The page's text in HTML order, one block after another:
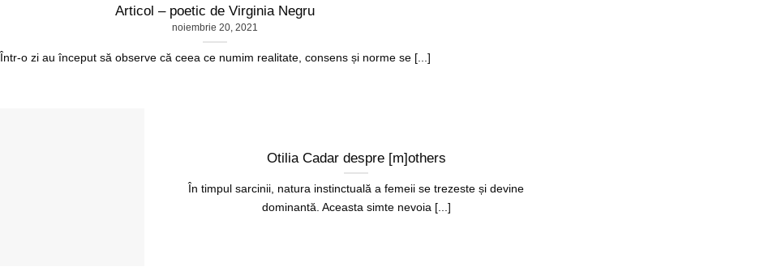
Articol – poetic de Virginia Negru
noiembrie 20, 2021
Într-o zi au început să observe că ceea ce numim realitate, consens și norme se [...]
Otilia Cadar despre [m]others
În timpul sarcinii, natura instinctuală a femeii se trezeste și devine
dominantă. Aceasta simte nevoia [...]